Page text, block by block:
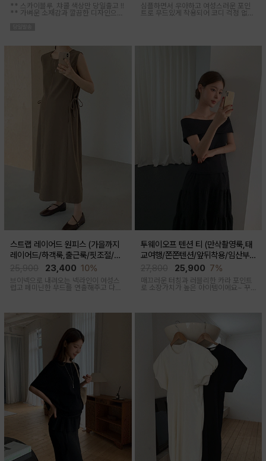
** 스카이블루, 챠콜 색상만 당일출고 !!
** 가벼운 소재감과 깔끔한 디자인으로
심플하면서 우아하고 여성스러운 포인
트로 무드있게 착용되어 코디 걱정 없는
스트랩 레이어드 원피스 (가을까지
레이어드/하객룩,출근룩/핏조절/임
산부,출산후 착용가능)
23,400 10%
브이넥으로 내려오는 넥라인이 여성스
럽고 페미닌한 무드를 연출해주고 다양
투웨이오프 텐션 티 (만삭촬영룩,태
교여행/쫀쫀텐션/앞뒤착용/임산부,
출산후 착용가능)
25,900 7%
매끄러운 터칭과 러블리한 카라 포인트
로 소장가치가 높은 아이템이에요~ 꾸